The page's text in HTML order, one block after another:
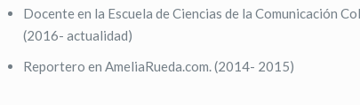
Docente en la Escuela de Ciencias de la Comunicación
(2016- actualidad)
Reportero en AmeliaRueda.com. (2014- 2015)